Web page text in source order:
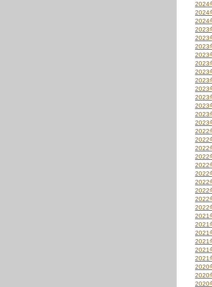
2024
2024
2024
2023
2023
2023
2023
2023
2023
2023
2023
2023
2023
2023
2023
2022
2022
2022
2022
2022
2022
2022
2022
2022
2022
2021
2021
2021
2021
2021
2021
2020
2020
2020